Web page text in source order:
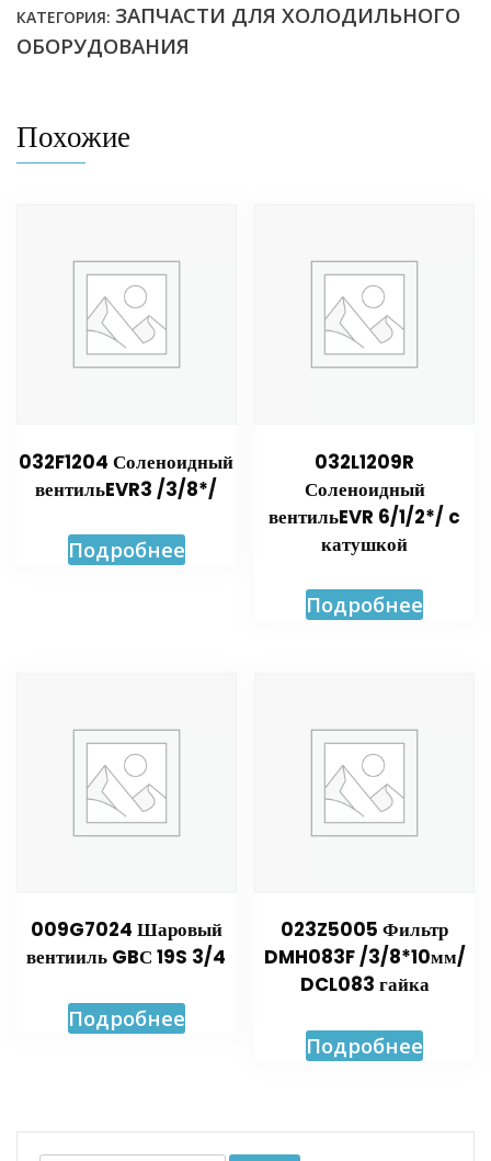
КАТЕГОРИЯ: ЗАПЧАСТИ ДЛЯ ХОЛОДИЛЬНОГО
ОБОРУДОВАНИЯ
Похожие
032F1204 Соленоидный
вентильEVR3 /3/8*/
Подробнее
032L1209R
Соленоидный
вентильEVR 6/1/2*/ c
катушкой
Подробнее
009G7024 Шаровый
вентииль GBС 19S 3/4
Подробнее
023Z5005 Фильтр
DMH083F /3/8*10мм/
DCL083 гайка
Подробнее